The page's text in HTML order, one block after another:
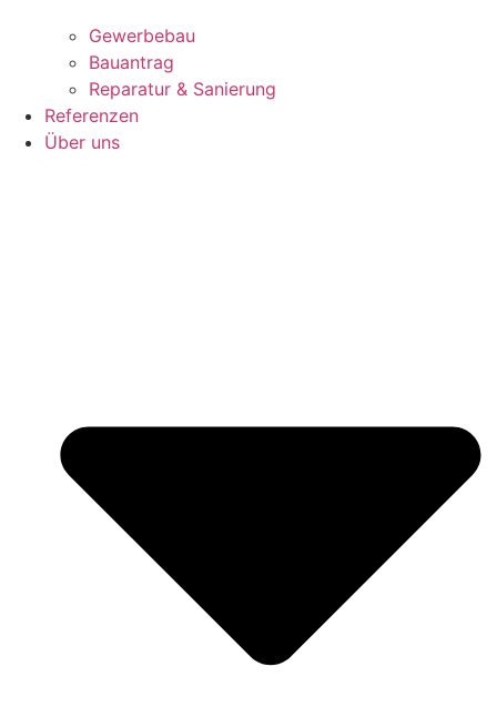
Gewerbebau
Bauantrag
Reparatur & Sanierung
Referenzen
Über uns